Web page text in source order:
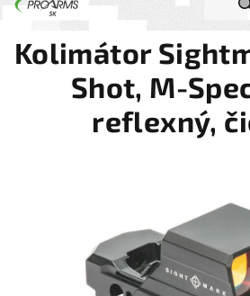
Kolimátor
Shot, M-
reflexný,